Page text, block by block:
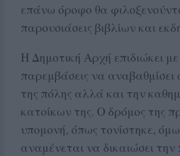
επάνω όροφο θα
παρουσιάσεις βιβλίων και
Η Δημοτική Αρχή επιδιώκει με
παρεμβάσεις να αναβαθμίσει
της πόλης αλλά και την
κατοίκων της. Ο δρόμος της
υπομονή, όπως τονίστηκε,
αναμένεται να δικαιώσει